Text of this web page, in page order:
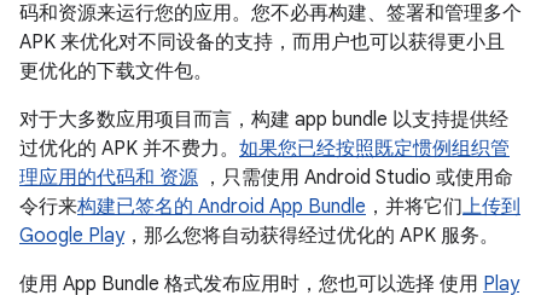
码和资源来运行您的应用。您不必再构建、签署和管理多个
APK 来优化对不同设备的支持，而用户也可以获得更小且
更优化的下载文件包。
对于大多数应用项目而言，构建 app bundle 以支持提供经
过优化的 APK 并不费力。 如果您已经按照既定惯例组织管
理应用的代码和 资源 ，只需使用 Android Studio 或使用命
令行来构建已签名的 Android App Bundle ，并将它们上传到
Google Play，那么您将自动获得经过优化的 APK 服务。
使用 App Bundle 格式发布应用时，您也可以选择 使用 Play